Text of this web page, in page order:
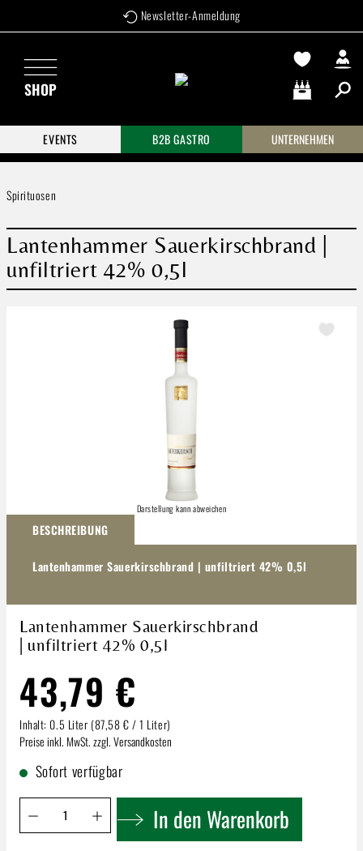
Zum Hauptinhalt springen Newsletter-Anmeldung
SHOP
Warenkorb
EVENTS
B2B GASTRO UNTERNEHMEN
Spirituosen
Lantenhammer Sauerkirschbrand |
unfiltriert 42% 0,5l
Darstellung kann abweichen
BESCHREIBUNG
Lantenhammer Sauerkirschbrand | unfiltriert 42% 0,5l
Lantenhammer Sauerkirschbrand
| unfiltriert 42% 0,5l
43,79 €
Inhalt: 0.5 Liter (87,58 € / 1 Liter)
Preise inkl. MwSt. zzgl. Versandkosten
Sofort verfügbar
Produkt Anzahl: Gib den gewünschten Wert ein oder
In den Warenkorb